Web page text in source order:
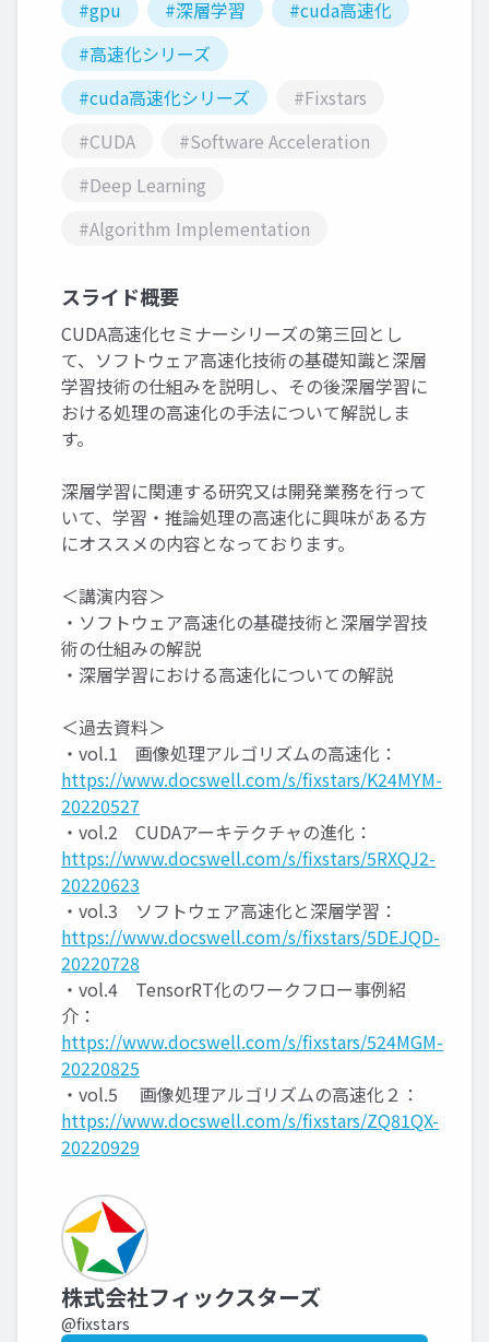
#gpu #深層学習
#cuda高速化
#高速化シリーズ
#cuda高速化シリーズ
#Fixstars
#CUDA
#Software Acceleration
#Deep Learning
#Algorithm Implementation
スライド概要
CUDA高速化セミナーシリーズの第三回とし
て、ソフトウェア高速化技術の基礎知識と深層
学習技術の仕組みを説明し、その後深層学習に
おける処理の高速化の手法について解説しま
す。
深層学習に関連する研究又は開発業務を行って
いて、学習・推論処理の高速化に興味がある方
にオススメの内容となっております。
＜講演内容＞
・ソフトウェア高速化の基礎技術と深層学習技
術の仕組みの解説
・深層学習における高速化についての解説
＜過去資料＞
・vol.1 画像処理アルゴリズムの高速化：
https://www.docswell.com/s/fixstars/K24MYM-
20220527
・vol.2 CUDAアーキテクチャの進化：
https://www.docswell.com/s/fixstars/5RXQJ2-
20220623
・vol.3 ソフトウェア高速化と深層学習：
https://www.docswell.com/s/fixstars/5DEJQD-
20220728
・vol.4 TensorRT化のワークフロー事例紹
介：
https://www.docswell.com/s/fixstars/524MGM-
20220825
・vol.5 画像処理アルゴリズムの高速化２：
https://www.docswell.com/s/fixstars/ZQ81QX-
20220929
株式会社フィックスターズ
@fixstars